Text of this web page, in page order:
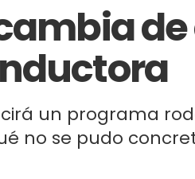
un programa
no se pudo